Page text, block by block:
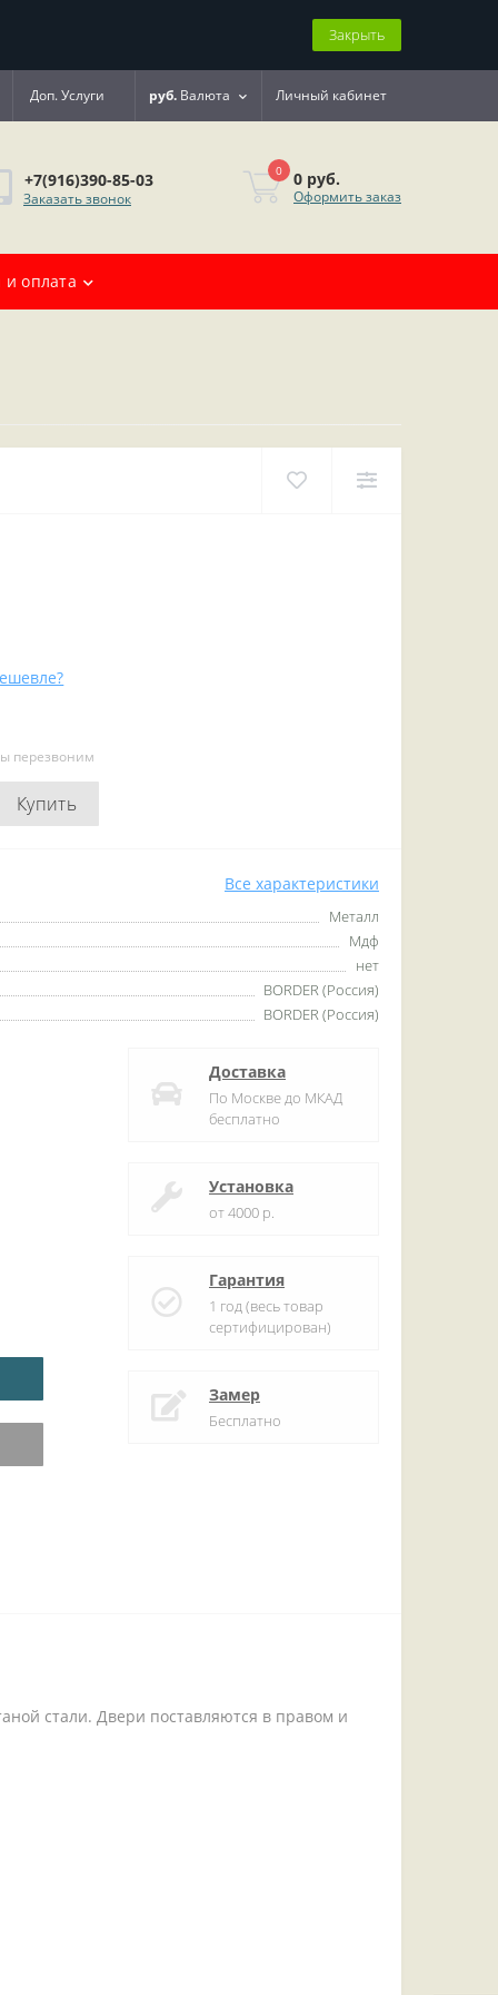
Закрыть
Доп. Услуги руб. Валюта Личный кабинет
+7(916)390-85-03
Заказать звонок
0 0 руб.
Оформить заказ
и оплата
перезвоним
Купить
Все характеристики
Металл
Мдф
нет
BORDER (Россия)
BORDER (Россия)
Доставка
По Москве до МКАД
бесплатно
Установка
от 4000 р.
Гарантия
1 год (весь товар
сертифицирован)
Замер
Бесплатно
стали. Двери поставляются в правом и